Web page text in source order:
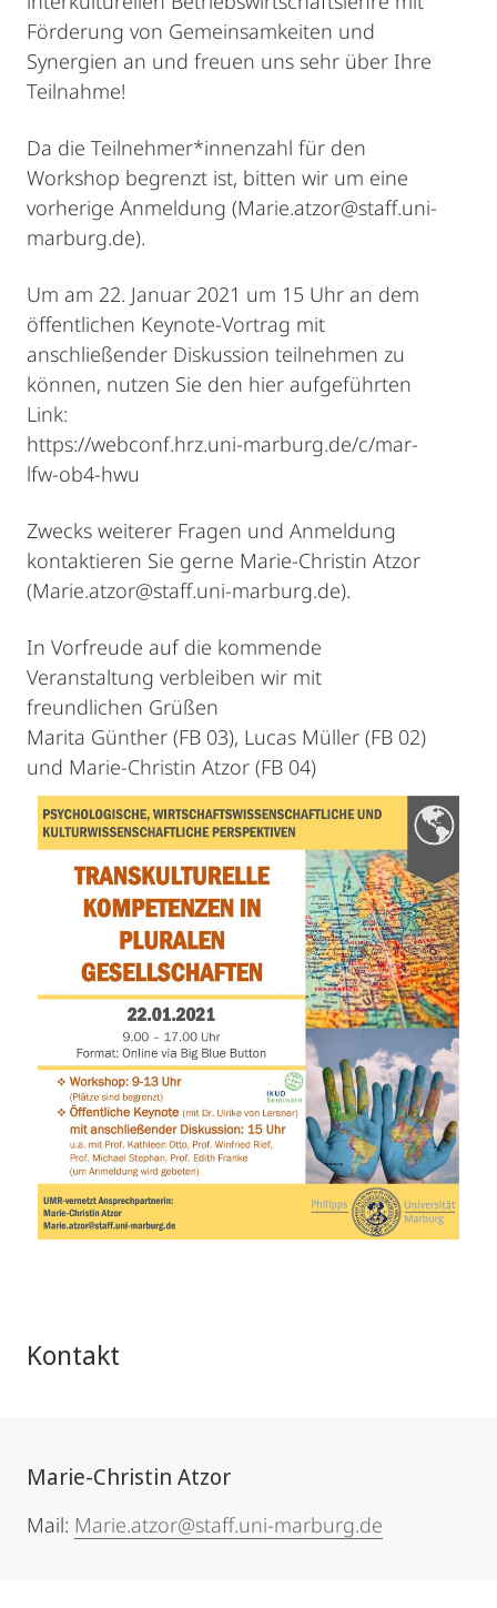
Förderung von Gemeinsamkeiten und
Synergien an und freuen uns sehr über Ihre
Teilnahme!
Da die Teilnehmer*innenzahl für den
Workshop begrenzt ist, bitten wir um eine
vorherige Anmeldung (Marie.atzor@staff.uni-
marburg.de).
Um am 22. Januar 2021 um 15 Uhr an dem
öffentlichen Keynote-Vortrag mit
anschließender Diskussion teilnehmen zu
können, nutzen Sie den hier aufgeführten
Link:
https://webconf.hrz.uni-marburg.de/c/mar-
lfw-ob4-hwu
Zwecks weiterer Fragen und Anmeldung
kontaktieren Sie gerne Marie-Christin Atzor
(Marie.atzor@staff.uni-marburg.de).
In Vorfreude auf die kommende
Veranstaltung verbleiben wir mit
freundlichen Grüßen
Marita Günther (FB 03), Lucas Müller (FB 02)
und Marie-Christin Atzor (FB 04)
Kontakt
Marie-Christin Atzor
Mail: Marie.atzor@staff.uni-marburg.de